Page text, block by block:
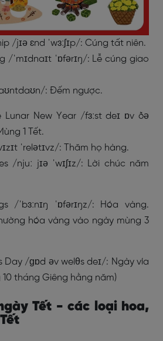
/jɪə ɛnd ˈwɜːʃɪp/: Cúng tất niên.
/ˈmɪdnaɪt ˈɒfərɪŋ/: Lễ cúng giao
: Đếm ngược.
New Year /fɜːst deɪ ɒv ðə
1 Tết.
ˈrelətɪvz/: Thăm họ hàng.
/njuː jɪə ˈwɪʃɪz/: Lời chúc năm
/ˈbɜːnɪŋ ˈɒfərɪŋz/: Hóa vàng.
hóa vàng vào ngày mùng 3
Day /ɡɒd əv welθs deɪ/: Ngày vía
10 tháng Giêng hằng năm)
Tết - các loại hoa,